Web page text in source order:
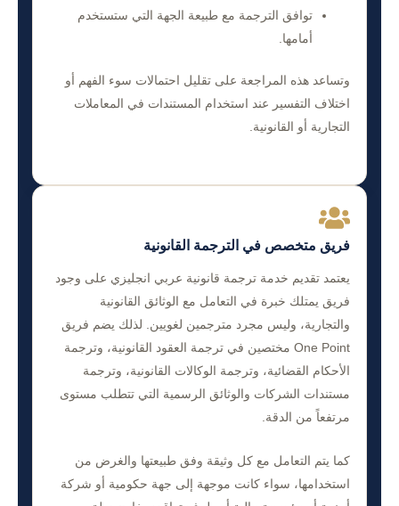
توافق الترجمة مع طبيعة الجهة التي ستستخدم
أمامها.
وتساعد هذه المراجعة على تقليل احتمالات سوء الفهم أو
اختلاف التفسير عند استخدام المستندات في المعاملات
التجارية أو القانونية.
فريق متخصص في الترجمة القانونية
يعتمد تقديم خدمة ترجمة قانونية عربي انجليزي على وجود
فريق يمتلك خبرة في التعامل مع الوثائق القانونية
والتجارية، وليس مجرد مترجمين لغويين. لذلك يضم فريق
One Point مختصين في ترجمة العقود القانونية، وترجمة
الأحكام القضائية، وترجمة الوكالات القانونية، وترجمة
مستندات الشركات والوثائق الرسمية التي تتطلب مستوى
مرتفعاً من الدقة.
كما يتم التعامل مع كل وثيقة وفق طبيعتها والغرض من
استخدامها، سواء كانت موجهة إلى جهة حكومية أو شركة